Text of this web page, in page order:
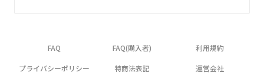
FAQ FAQ(購入者) 利用規約
プライバシーポリシー 特商法表記 運営会社